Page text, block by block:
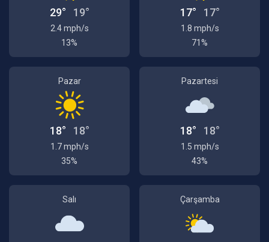
29° 19°
2.4 mph/s
13%
17° 17°
1.8 mph/s
71%
Pazar
18° 18°
1.7 mph/s
35%
Pazartesi
18° 18°
1.5 mph/s
43%
Salı Çarşamba